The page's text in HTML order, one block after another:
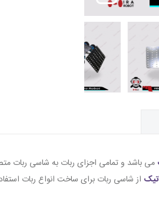
می باشد و تمامی اجزای ربات به شاسی ربات
از شاسی ربات برای ساخت انواع ربات